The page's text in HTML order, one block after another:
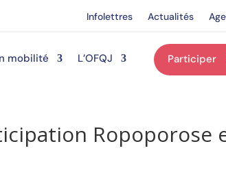
Infolettres Actualités
mobilité L’OFQJ Participer
Ropoporose